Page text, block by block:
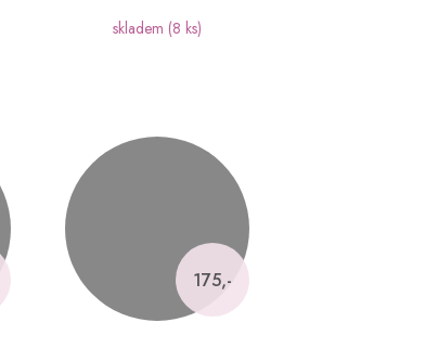
skladem (8 ks)
175,-